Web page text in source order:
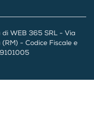
WEB 365 SRL - Via
- Codice Fiscale e